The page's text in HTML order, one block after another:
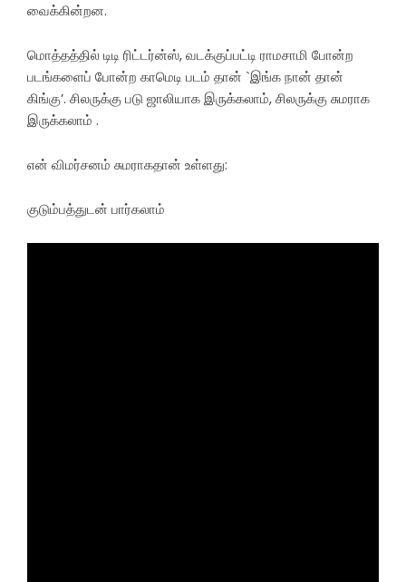
வைக்கின்றன.
மொத்தத்தில் டிடி ரிட்டர்ன்ஸ், வடக்குப்பட்டி ராமசாமி போன்ற
படங்களைப் போன்ற காமெடி படம் தான் `இங்க நான் தான்
கிங்கு’. சிலருக்கு படு ஜாலியாக இருக்கலாம், சிலருக்கு சுமராக
இருக்கலாம் .
என் விமர்சனம் சுமராகதான் உள்ளது:
குடும்பத்துடன் பார்கலாம்